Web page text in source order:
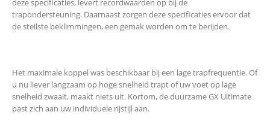
deze specificaties, levert recordwaarden op bij de
trapondersteuning. Daarnaast zorgen deze specificaties ervoor dat
de steilste beklimmingen, een gemak worden om te berijden.
Het maximale koppel was beschikbaar bij een lage trapfrequentie. Of
u nu liever langzaam op hoge snelheid trapt of uw voet op lage
snelheid zwaait, maakt niets uit. Kortom, de duurzame GX Ultimate
past zich aan uw individuele rijstijl aan.